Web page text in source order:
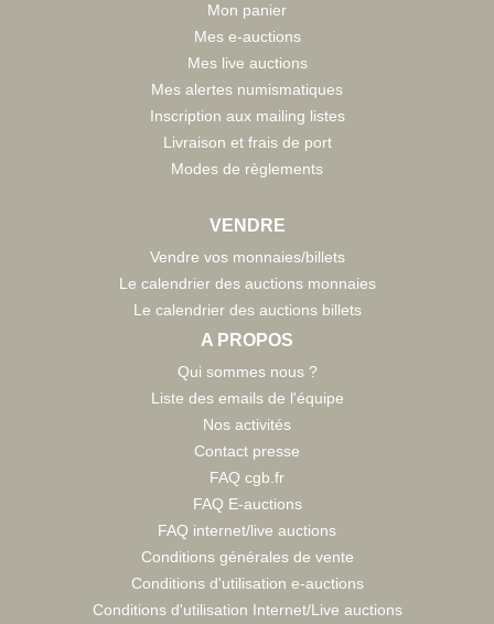
Mon panier
Mes e-auctions
Mes live auctions
Mes alertes numismatiques
Inscription aux mailing listes
Livraison et frais de port
Modes de règlements
VENDRE
Vendre vos monnaies/billets
Le calendrier des auctions monnaies
Le calendrier des auctions billets
A PROPOS
Qui sommes nous ?
Liste des emails de l'équipe
Nos activités
Contact presse
FAQ cgb.fr
FAQ E-auctions
FAQ internet/live auctions
Conditions générales de vente
Conditions d'utilisation e-auctions
Conditions d'utilisation Internet/Live auctions